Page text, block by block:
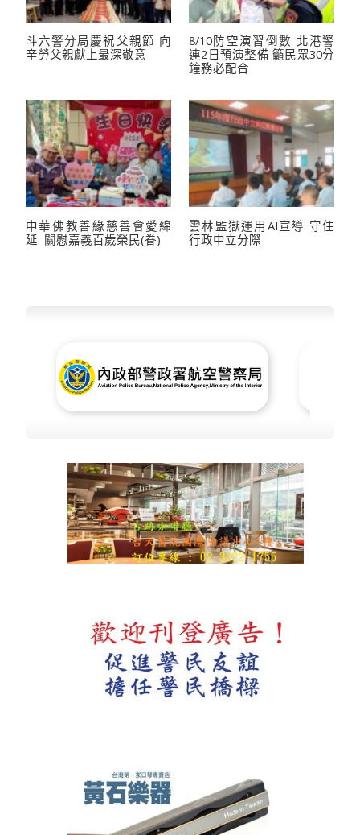
斗六警分局慶祝父親節 向
辛勞父親獻上最深敬意
8/10防空演習倒數 北港警
連2日預演整備 籲民眾30分
鐘務必配合
中華佛教善緣慈善會愛綿
延 關慰嘉義百歲榮民(眷)
雲林監獄運用AI宣導 守住
行政中立分際